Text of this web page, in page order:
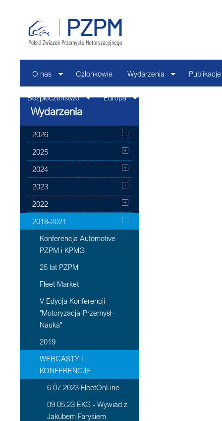
O nas Członkowie Wydarzenia Publikacje
Bezpieczeństwo Europa
Wydarzenia
2026
2025
2024
2023
2022
2018-2021
Konferencja Automotive
PZPM i KPMG
25 lat PZPM
Fleet Market
V Edycja Konferencji
"Motoryzacja-Przemysł-
Nauka"
2019
WEBCASTY I
KONFERENCJE
6.07.2023 FleetOnLine
09.05.23 EKG - Wywiad z
Jakubem Farysiem